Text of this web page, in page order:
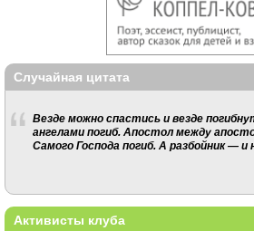
Случайная цитата
Везде можно спастись и везде
ангелами погиб. Апостол между
Самого Господа погиб. А разбойник — и
Активисты клуба